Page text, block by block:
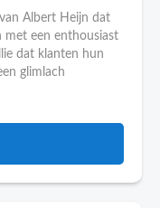
Albert Heijn dat
met een enthousiast
dat klanten hun
glimlach